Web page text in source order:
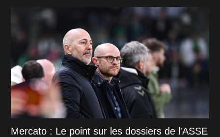
Mercato : Le point sur les dossiers de l'ASSE